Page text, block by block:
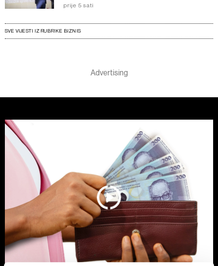
prije 5 sati
SVE VIJESTI IZ RUBRIKE BIZNIS